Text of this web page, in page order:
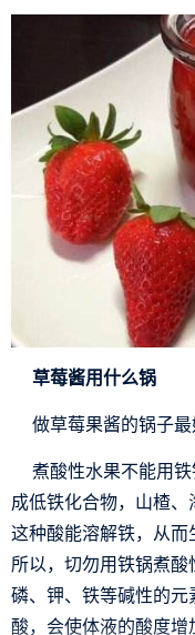
草莓酱用什么锅
做草莓果酱的锅子
煮酸性水果不能用
成低铁化合物，山楂、
这种酸能溶解铁，从而
所以，切勿用铁锅煮酸
磷、钾、铁等碱性的
酸，会使体液的酸度